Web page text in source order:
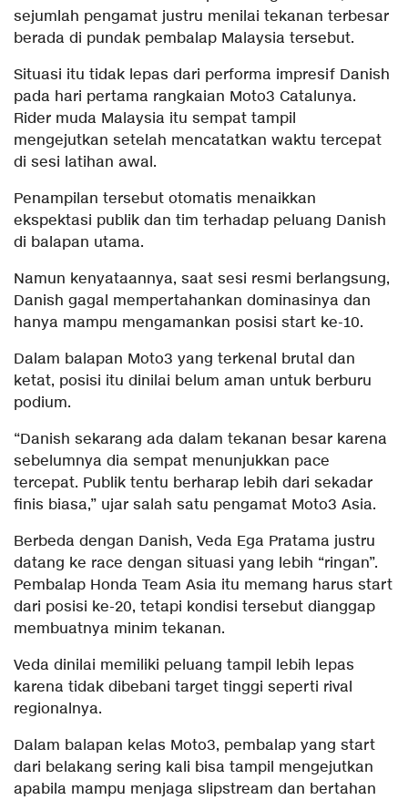
sejumlah pengamat justru menilai tekanan terbesar
berada di pundak pembalap Malaysia tersebut.
Situasi itu tidak lepas dari performa impresif Danish
pada hari pertama rangkaian Moto3 Catalunya.
Rider muda Malaysia itu sempat tampil
mengejutkan setelah mencatatkan waktu tercepat
di sesi latihan awal.
Penampilan tersebut otomatis menaikkan
ekspektasi publik dan tim terhadap peluang Danish
di balapan utama.
Namun kenyataannya, saat sesi resmi berlangsung,
Danish gagal mempertahankan dominasinya dan
hanya mampu mengamankan posisi start ke-10.
Dalam balapan Moto3 yang terkenal brutal dan
ketat, posisi itu dinilai belum aman untuk berburu
podium.
“Danish sekarang ada dalam tekanan besar karena
sebelumnya dia sempat menunjukkan pace
tercepat. Publik tentu berharap lebih dari sekadar
finis biasa,” ujar salah satu pengamat Moto3 Asia.
Berbeda dengan Danish, Veda Ega Pratama justru
datang ke race dengan situasi yang lebih “ringan”.
Pembalap Honda Team Asia itu memang harus start
dari posisi ke-20, tetapi kondisi tersebut dianggap
membuatnya minim tekanan.
Veda dinilai memiliki peluang tampil lebih lepas
karena tidak dibebani target tinggi seperti rival
regionalnya.
Dalam balapan kelas Moto3, pembalap yang start
dari belakang sering kali bisa tampil mengejutkan
apabila mampu menjaga slipstream dan bertahan